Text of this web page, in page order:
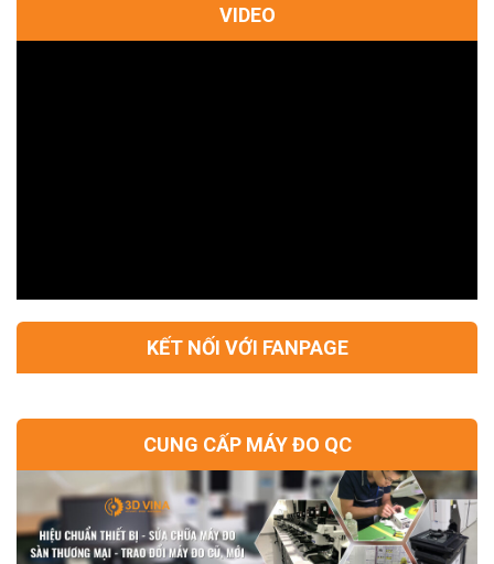
VIDEO
KẾT NỐI VỚI FANPAGE
CUNG CẤP MÁY ĐO QC